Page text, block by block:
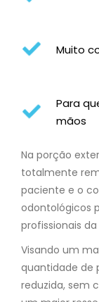
Muito
Para
mãos
Na porção
totalmente
paciente e o
odontológicos
profissionais da
Visando um
quantidade de
reduzida, sem